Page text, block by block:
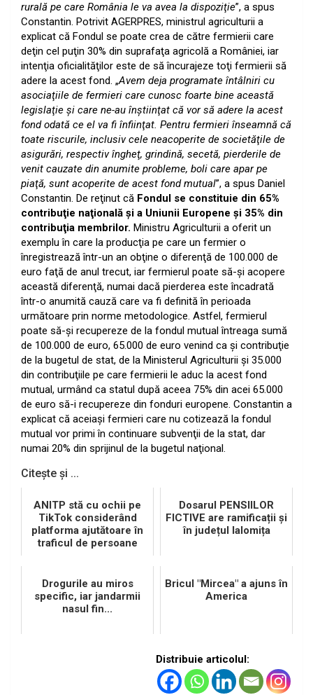
rurală pe care România le va avea la dispoziţie”, a spus
Constantin. Potrivit AGERPRES, ministrul agriculturii a
explicat că Fondul se poate crea de către fermierii care
deţin cel puţin 30% din suprafaţa agricolă a României, iar
intenţia oficialităţilor este de să încurajeze toţi fermierii să
adere la acest fond. „Avem deja programate întâlniri cu
asociaţiile de fermieri care cunosc foarte bine această
legislaţie şi care ne-au înştiinţat că vor să adere la acest
fond odată ce el va fi înfiinţat. Pentru fermieri înseamnă că
toate riscurile, inclusiv cele neacoperite de societăţile de
asigurări, respectiv îngheţ, grindină, secetă, pierderile de
venit cauzate din anumite probleme, boli care apar pe
piaţă, sunt acoperite de acest fond mutual”, a spus Daniel
Constantin. De reţinut că Fondul se constituie din 65%
contribuţie naţională şi a Uniunii Europene şi 35% din
contribuţia membrilor. Ministru Agriculturii a oferit un
exemplu în care la producţia pe care un fermier o
înregistrează într-un an obţine o diferenţă de 100.000 de
euro faţă de anul trecut, iar fermierul poate să-şi acopere
această diferenţă, numai dacă pierderea este încadrată
într-o anumită cauză care va fi definită în perioada
următoare prin norme metodologice. Astfel, fermierul
poate să-şi recupereze de la fondul mutual întreaga sumă
de 100.000 de euro, 65.000 de euro venind ca şi contribuţie
de la bugetul de stat, de la Ministerul Agriculturii şi 35.000
din contribuţiile pe care fermierii le aduc la acest fond
mutual, urmând ca statul după aceea 75% din acei 65.000
de euro să-i recupereze din fonduri europene. Constantin a
explicat că aceiaşi fermieri care nu cotizează la fondul
mutual vor primi în continuare subvenţii de la stat, dar
numai 20% din sprijinul de la bugetul naţional.
Citește și ...
ANITP stă cu ochii pe
TikTok considerând
platforma ajutătoare în
traficul de persoane
Dosarul PENSIILOR
FICTIVE are ramificații și
în județul Ialomița
Drogurile au miros
specific, iar jandarmii
nasul fin...
Bricul "Mircea" a ajuns în
America
Distribuie articolul: